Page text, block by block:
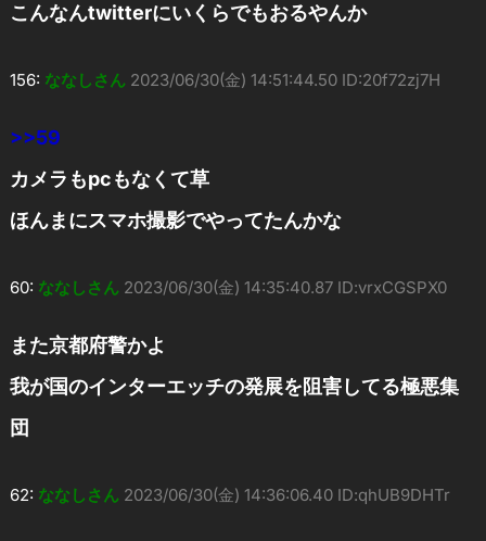
こんなんtwitterにいくらでもおるやんか
156: ななしさん 2023/06/30(金) 14:51:44.50 ID:20f72zj7H
>>59
カメラもpcもなくて草
ほんまにスマホ撮影でやってたんかな
60: ななしさん 2023/06/30(金) 14:35:40.87 ID:vrxCGSPX0
また京都府警かよ
我が国のインターエッチの発展を阻害してる極悪集
団
62: ななしさん 2023/06/30(金) 14:36:06.40 ID:qhUB9DHTr